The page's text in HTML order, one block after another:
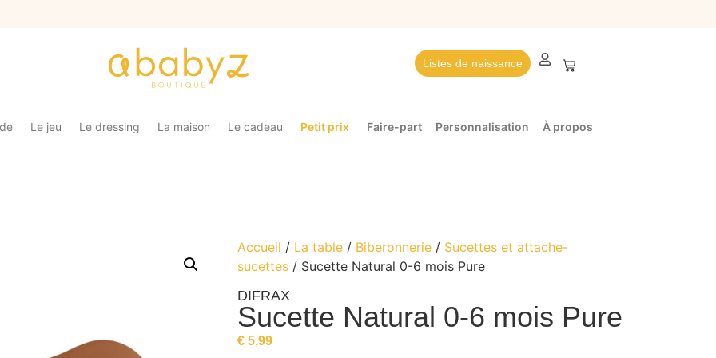
Listes de naissance
Le jeu Le dressing La maison Le cadeau Petit prix Faire-part Personnalisation À propos
Accueil / La table/ Biberonnerie/ Sucettes et attache-
sucettes/ Sucette Natural 0-6 mois Pure
DIFRAX
Sucette Natural 0-6 mois Pure
€5,99